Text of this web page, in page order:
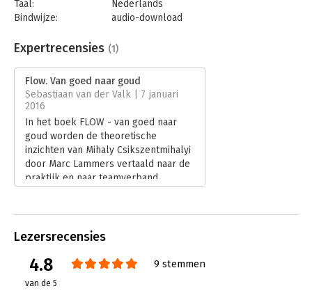
Taal:
Nederlands
Bindwijze:
audio-download
Bestandsformaat:
mp3
Druk:
Verschijningsdatum:
2-2-2021
Hoofdrubriek: Algemeen management
trainen
Expertrecensies (1)
Flow. Van goed naar goud
Sebastiaan van der Valk | 7 januari
2016
In het boek FLOW - van goed naar
goud worden de theoretische
inzichten van Mihaly Csikszentmihalyi
door Marc Lammers vertaald naar de
praktijk en naar teamverband.
Lezersrecensies
4.8
van de 5
9 stemmen